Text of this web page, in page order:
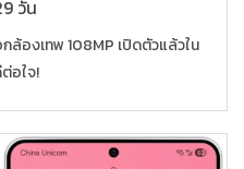
วัน
ล้องเทพ 108MP เปิดตัวแล้วใน
อใจ!